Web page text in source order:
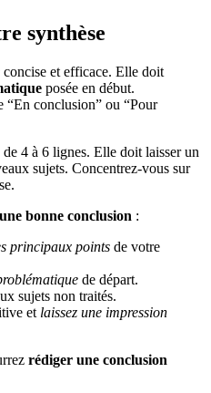
synthèse
concise et efficace. Elle doit
posée en début.
“En conclusion” ou “Pour
4 à 6 lignes. Elle doit laisser un
sujets. Concentrez-vous sur
bonne conclusion :
principaux points de votre
de départ.
sujets non traités.
et laissez une impression
rédiger une conclusion